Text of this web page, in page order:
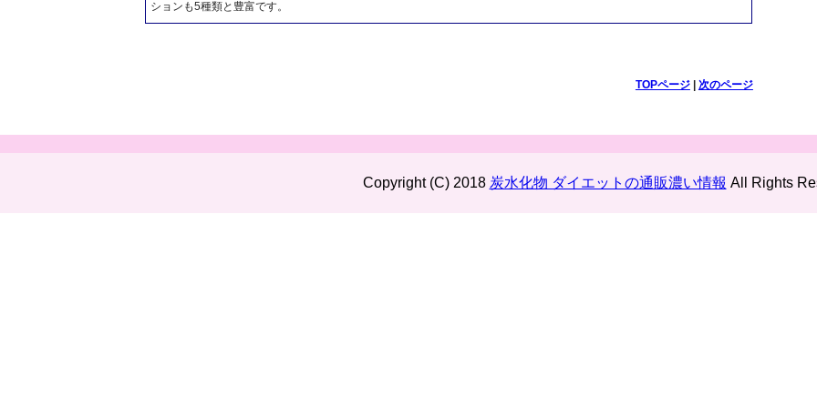
ションも5種類と豊富です。
TOPページ| 次のページ
Copyright (C) 2018 炭水化物 ダイエットの通販濃い情報 All Rights